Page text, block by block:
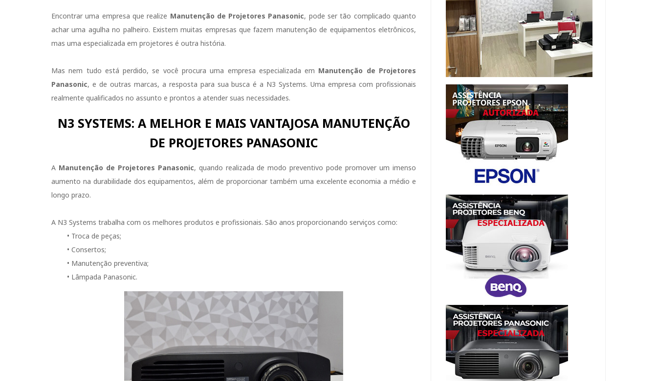
Encontrar uma empresa que realize Manutenção de Projetores Panasonic, pode ser tão complicado quanto
achar uma agulha no palheiro. Existem muitas empresas que fazem manutenção de equipamentos eletrônicos,
mas uma especializada em projetores é outra história.
Mas nem tudo está perdido, se você procura uma empresa especializada em Manutenção de Projetores
Panasonic, e de outras marcas, a resposta para sua busca é a N3 Systems. Uma empresa com profissionais
realmente qualificados no assunto e prontos a atender suas necessidades.
N3 SYSTEMS: A MELHOR E MAIS VANTAJOSA MANUTENÇÃO
DE PROJETORES PANASONIC
A Manutenção de Projetores Panasonic, quando realizada de modo preventivo pode promover um imenso
aumento na durabilidade dos equipamentos, além de proporcionar também uma excelente economia a médio e
longo prazo.
A N3 Systems trabalha com os melhores produtos e profissionais. São anos proporcionando serviços como:
• Troca de peças;
• Consertos;
• Manutenção preventiva;
• Lâmpada Panasonic.